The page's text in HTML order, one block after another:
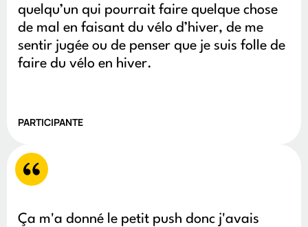
quelqu’un qui pourrait faire quelque chose
de mal en faisant du vélo d’hiver, de me
sentir jugée ou de penser que je suis folle de
faire du vélo en hiver.
PARTICIPANTE
Ça m'a donné le petit push donc j'avais